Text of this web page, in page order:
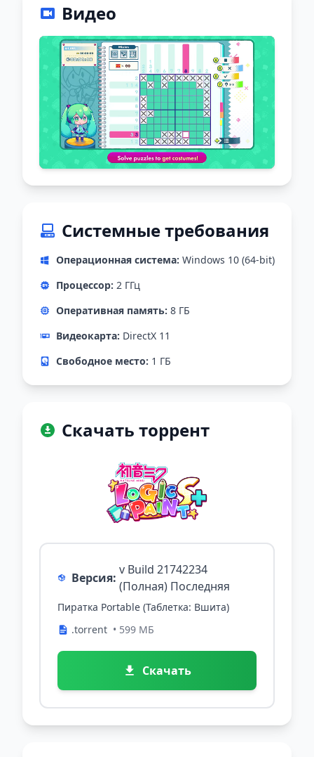
Видео
Системные требования
Операционная система: Windows 10 (64-bit)
Процессор: 2 ГГц
Оперативная память: 8 ГБ
Видеокарта: DirectX 11
Свободное место: 1 ГБ
Скачать торрент
Версия:
v Build 21742234
(Полная) Последняя
Пиратка Portable (Таблетка: Вшита)
.torrent • 599 МБ
Скачать